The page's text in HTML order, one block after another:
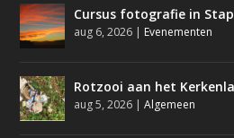
Cursus fotografie in
aug 6, 2026 | Evenementen
Rotzooi aan het
aug 5, 2026 |Algemeen